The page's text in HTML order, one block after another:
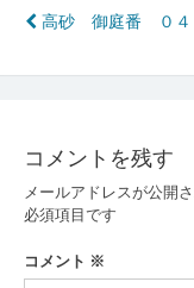
投
稿
ビ
ゲ
ー
シ
高砂 御庭番 ０４
コメントを残す
メールアドレスが公開
必須項目です
コメント ※